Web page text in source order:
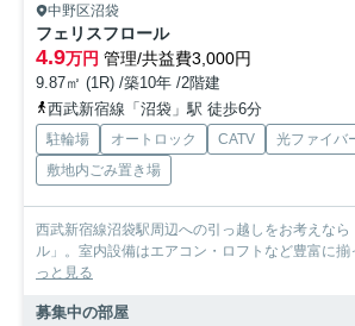
中野区沼袋
フェリスフロール
4.9万円 管理/共益費3,000円
9.87㎡ (1R) /築10年 /2階建
西武新宿線「沼袋」駅 徒歩6分
駐輪場 オートロック CATV 光ファイバ
敷地内ごみ置き場
西武新宿線沼袋駅周辺への引っ越しをお考えなら
ル」。室内設備はエアコン・ロフトなど豊富に
っと見る
募集中の部屋